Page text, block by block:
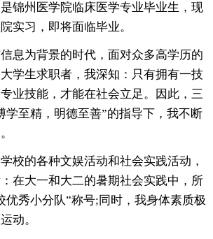
锦州医学院临床医学专业毕业生，现
实习，即将面临毕业。
息为背景的时代，面对众多高学历的
学生求职者，我深知：只有拥有一技
业技能，才能在社会立足。因此，三
学至精，明德至善”的指导下，我不断
校的各种文娱活动和社会实践活动，
在大一和大二的暑期社会实践中，所
优秀小分队”称号;同时，我身体素质极
动。